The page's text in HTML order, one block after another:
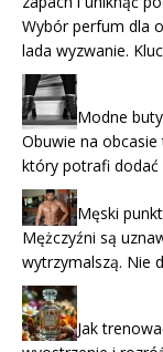
Wybór perfum dla
lada wyzwanie.
Modne
Obuwie na
który potrafi dodać
Męski
Mężczyźni są
wytrzymalszą. Nie
Jak